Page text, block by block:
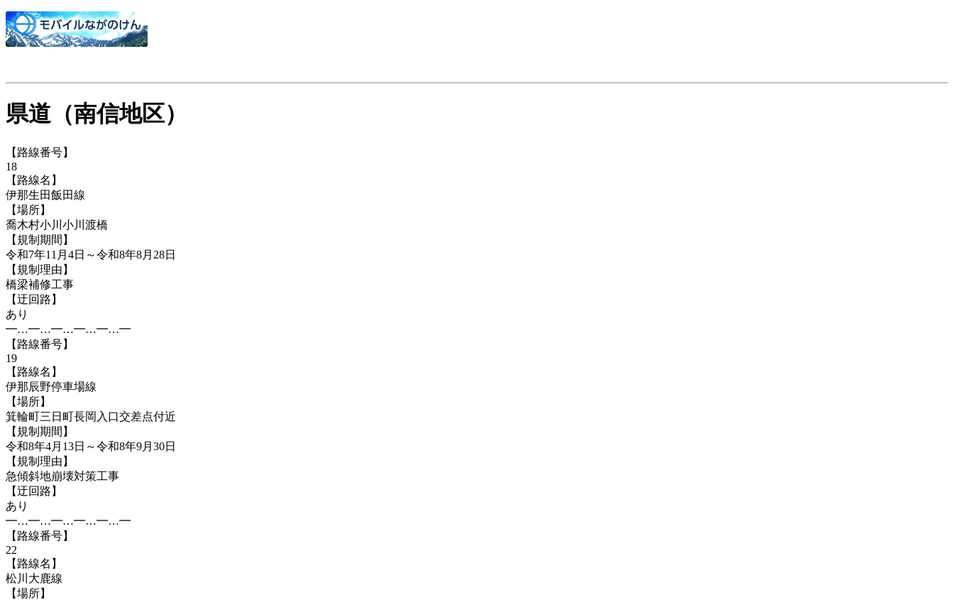
県道（南信地区）
【路線番号】
18
【路線名】
伊那生田飯田線
【場所】
喬木村小川小川渡橋
【規制期間】
令和7年11月4日～令和8年8月28日
【規制理由】
橋梁補修工事
【迂回路】
あり
━…━…━…━…━…━
【路線番号】
19
【路線名】
伊那辰野停車場線
【場所】
箕輪町三日町長岡入口交差点付近
【規制期間】
令和8年4月13日～令和8年9月30日
【規制理由】
急傾斜地崩壊対策工事
【迂回路】
あり
━…━…━…━…━…━
【路線番号】
22
【路線名】
松川大鹿線
【場所】